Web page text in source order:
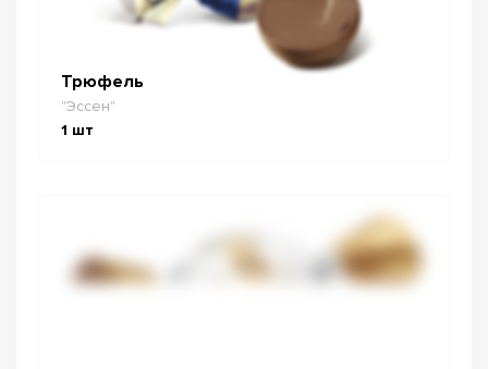
Трюфель
"Эссен"
1 шт